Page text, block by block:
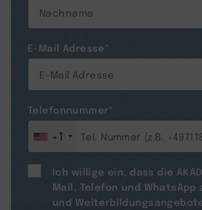
E-Mail Adresse *
Telefonnummer*
+1
Ich willige ein, dass die
Mail, Telefon und WhatsApp
und